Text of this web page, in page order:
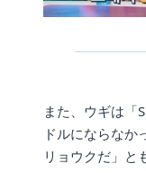
また、ウギは「
ドルにならなか
リョウクだ」と